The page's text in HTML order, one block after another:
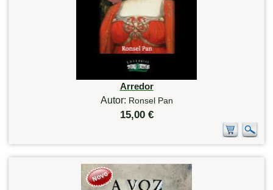
Arredor
Autor: Ronsel Pan
15,00 €